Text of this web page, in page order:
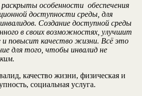
особенности обеспечения
доступности среды, для
Создание доступной среды
в своих возможностях, улучшит
и повысит качество жизни. Всё это
для того, чтобы инвалид не
качество жизни, физическая и
социальная услуга.